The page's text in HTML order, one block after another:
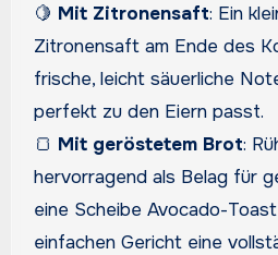
🍋 Mit Zitronensaft: Ein
Zitronensaft am Ende des
frische, leicht säuerliche
perfekt zu den Eiern passt.
🍞 Mit geröstetem Brot:
hervorragend als Belag für
eine Scheibe Avocado-
einfachen Gericht eine